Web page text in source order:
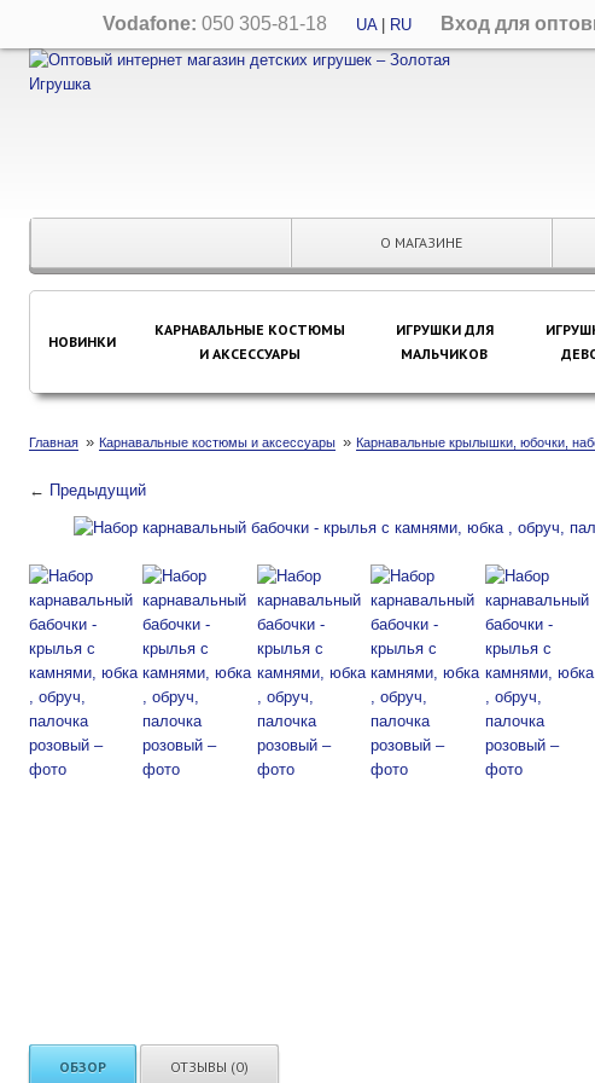
Vodafone: 050 305-81-18 UA| RU Вход для
О МАГАЗИНЕ
НОВИНКИ
КАРНАВАЛЬНЫЕ КОСТЮМЫ
И АКСЕССУАРЫ
ИГРУШКИ ДЛЯ
МАЛЬЧИКОВ
Главная » Карнавальные костюмы и аксессуары » Карнавальные крылышки, юбочки,
← Предыдущий
ОБЗОР ОТЗЫВЫ (0)